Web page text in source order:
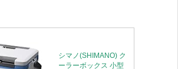
シマノ(SHIMANO) ク
ーラーボックス 小型